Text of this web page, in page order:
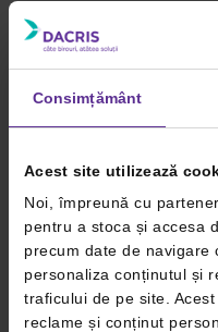
Consimțământ
Acest site utilizează
Noi, împreună cu
pentru a stoca și accesa
precum date de navigare
personaliza conținutul și
traficului de pe site.
reclame și conținut